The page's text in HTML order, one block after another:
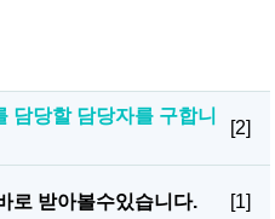
담당할 담당자를 구합니
[2]
로 받아볼수있습니다. [1]